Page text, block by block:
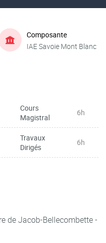
Composante
IAE Savoie Mont Blanc
Cours
Magistral
6h
Travaux
Dirigés
6h
de Jacob-Bellecombette -